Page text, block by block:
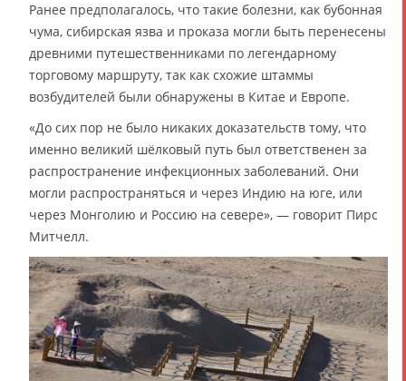
Ранее предполагалось, что такие болезни, как бубонная
чума, сибирская язва и проказа могли быть перенесены
древними путешественниками по легендарному
торговому маршруту, так как схожие штаммы
возбудителей были обнаружены в Китае и Европе.
«До сих пор не было никаких доказательств тому, что
именно великий шёлковый путь был ответственен за
распространение инфекционных заболеваний. Они
могли распространяться и через Индию на юге, или
через Монголию и Россию на севере», — говорит Пирс
Митчелл.